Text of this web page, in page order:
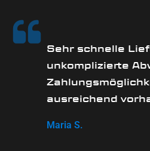
Produkttyp:
Kennzeichengrundplatte, Blinker
Sehr schnelle
unkomplizierte
ausreichend
Maria S.